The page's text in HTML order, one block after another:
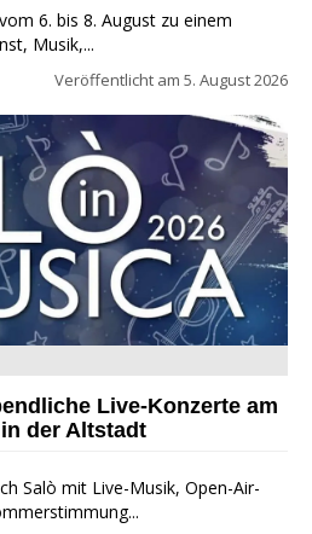
6. bis 8. August zu einem
Musik,...
Veröffentlicht am 5. August 2026
Live-Konzerte am
der Altstadt
Salò mit Live-Musik, Open-Air-